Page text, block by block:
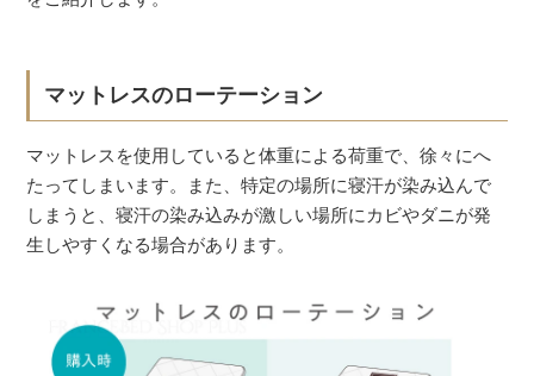
マットレスのローテーション
マットレスを使用していると体重による荷重で、徐々にへ
たってしまいます。また、特定の場所に寝汗が染み込んで
しまうと、寝汗の染み込みが激しい場所にカビやダニが発
生しやすくなる場合があります。